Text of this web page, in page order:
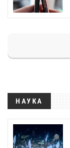
НАУКА